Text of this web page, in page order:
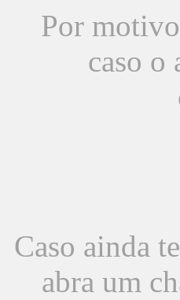
Por
caso o
Caso ainda
abra um